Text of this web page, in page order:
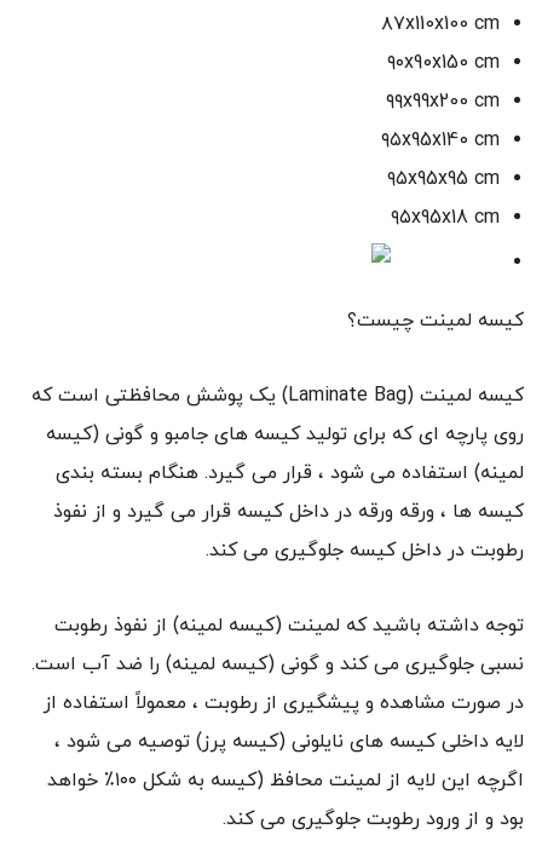
۸۷x110x100 cm
۹۰x90x150 cm
۹۹x99x200 cm
۹۵x95x140 cm
۹۵x95x95 cm
۹۵x95x18 cm
کیسه لمینت چیست؟
کیسه لمینت (Laminate Bag) یک پوشش محافظتی است که
روی پارچه ای که برای تولید کیسه های جامبو و گونی (کیسه
لمینه) استفاده می شود ، قرار می گیرد. هنگام بسته بندی
کیسه ها ، ورقه ورقه در داخل کیسه قرار می گیرد و از نفوذ
رطوبت در داخل کیسه جلوگیری می کند.
توجه داشته باشید که لمینت (کیسه لمینه) از نفوذ رطوبت
نسبی جلوگیری می کند و گونی (کیسه لمینه) را ضد آب است.
در صورت مشاهده و پیشگیری از رطوبت ، معمولاً استفاده از
لایه داخلی کیسه های نایلونی (کیسه پرز) توصیه می شود ،
اگرچه این لایه از لمینت محافظ (کیسه به شکل ۱۰۰٪ خواهد
بود و از ورود رطوبت جلوگیری می کند.